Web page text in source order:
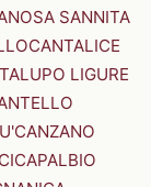
SANNITA
CANTALICE
LIGURE
CANZANO
CAPALBIO